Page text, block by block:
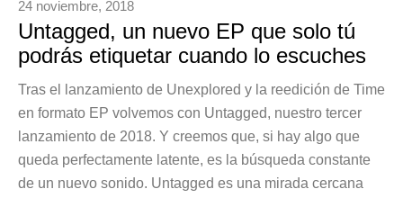
24 noviembre, 2018
Untagged, un nuevo EP que solo tú
podrás etiquetar cuando lo escuches
Tras el lanzamiento de Unexplored y la reedición de Time
en formato EP volvemos con Untagged, nuestro tercer
lanzamiento de 2018. Y creemos que, si hay algo que
queda perfectamente latente, es la búsqueda constante
de un nuevo sonido. Untagged es una mirada cercana